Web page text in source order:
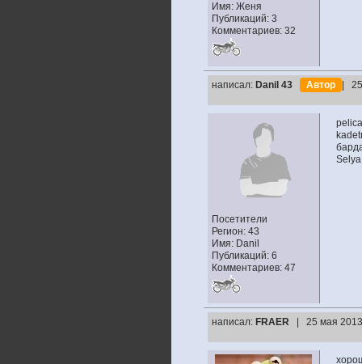
Имя: Женя
Публикаций: 3
Комментариев: 32
написал: Danil 43 Автор |
Посетители
Регион: 43
Имя: Danil
Публикаций: 6
Комментариев: 47
написал: FRAER | 25 мая